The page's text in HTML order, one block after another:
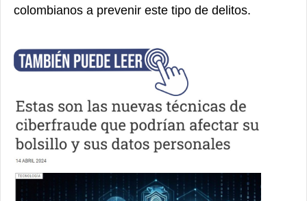
colombianos a prevenir este tipo de delitos.